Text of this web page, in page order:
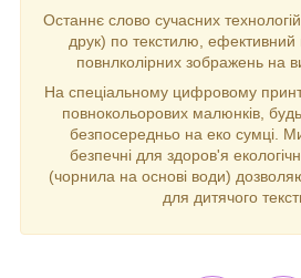
Останнє слово сучасних
друк) по текстилю,
повнлколірних зображень на
На спеціальному цифровому
повнокольорових малюнків,
безпосередньо на еко сумці.
безпечні для здоров'я
(чорнила на основі води)
для дитячого